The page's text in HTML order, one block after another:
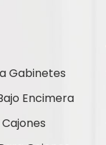
de la forma
24/7 por
teléfono.
Gabinetes
Encimera